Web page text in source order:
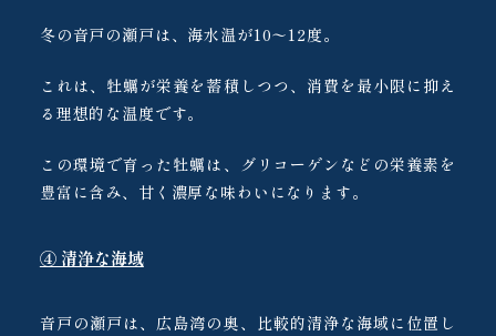
冬の音戸の瀬戸は、海水温が10〜12度。
これは、牡蠣が栄養を蓄積しつつ、消費を最小限に抑え
る理想的な温度です。
この環境で育った牡蠣は、グリコーゲンなどの栄養素を
豊富に含み、甘く濃厚な味わいになります。
④ 清浄な海域
音戸の瀬戸は、広島湾の奥、比較的清浄な海域に位置し